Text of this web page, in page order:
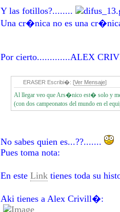
Y las fotillos?........
Una cr�nica no es una
Por cierto.............ALEX
ERASER Escribi�: [Ver Mensaje]
Al llegar veo que Ars�nico est� solo y
(con dos campeonatos del mundo en el
No sabes quien es...??.......
Pues toma nota:
En este Link tienes toda su
Aki tienes a Alex Crivill�: